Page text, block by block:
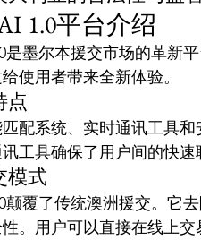
1.0平台介绍
是墨尔本援交市场的革新
使用者带来全新体验。
点
配系统、实时通讯工具
工具确保了用户间的快
模式
颠覆了传统澳洲援交。它
。用户可以直接在线上